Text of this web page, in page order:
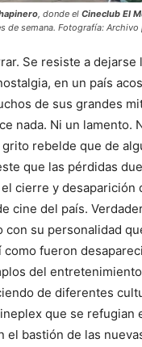
, donde el Cineclub El
de semana. Fotografía: Archivo
Se resiste a dejarse
en un país
de sus grandes
nada. Ni un lamento.
rebelde que de
que las pérdidas
cierre y desaparición
cine del país.
su personalidad
como fueron
del
de diferentes
que se refugian
el bastión de las